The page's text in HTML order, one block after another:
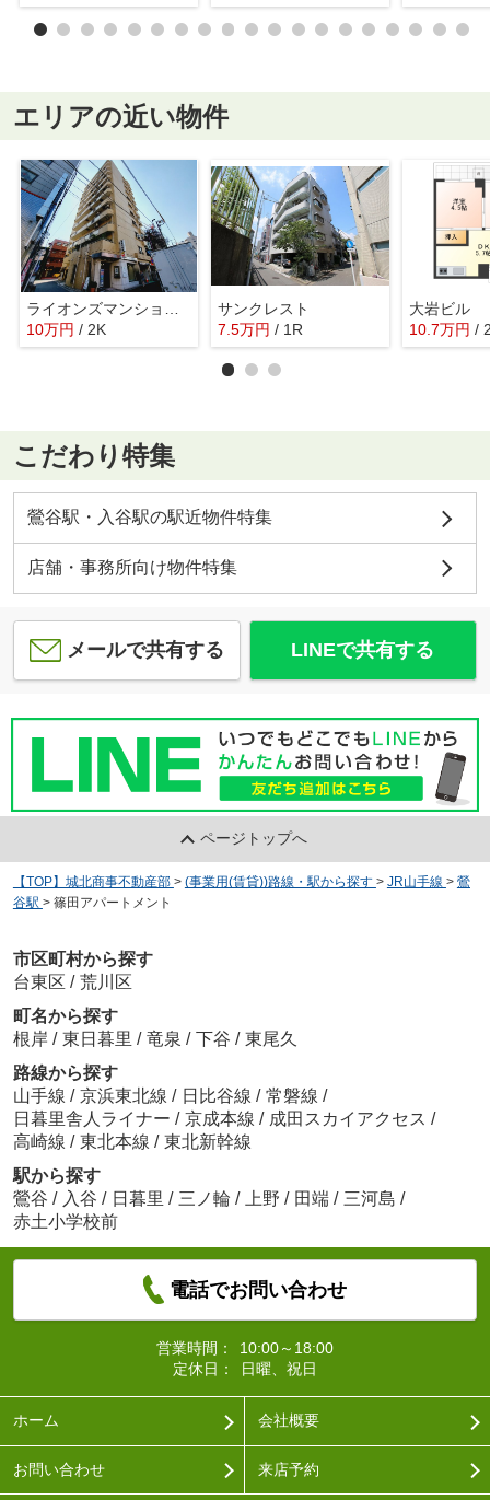
エリアの近い物件
10万円 / 2K
サンクレスト
7.5万円 / 1R
大岩ビル
10.7万円 /
こだわり特集
鶯谷駅・入谷駅の駅近物件特集
店舗・事務所向け物件特集
メールで共有する LINEで共有する
ページトップへ
【TOP】城北商事不動産部 > (事業用(賃貸))路線・駅から探す > JR山手線 > 鶯
谷駅 > 篠田アパートメント
市区町村から探す
台東区 / 荒川区
町名から探す
根岸 / 東日暮里 / 竜泉 / 下谷 / 東尾久
路線から探す
山手線 / 京浜東北線 / 日比谷線 / 常磐線 /
日暮里舎人ライナー / 京成本線 / 成田スカイアクセス /
高崎線 / 東北本線 / 東北新幹線
駅から探す
鶯谷 / 入谷 / 日暮里 / 三ノ輪 / 上野 / 田端 / 三河島 /
赤土小学校前
電話でお問い合わせ
営業時間：
10:00～18:00
定休日：
日曜、祝日
ホーム 会社概要
お問い合わせ 来店予約